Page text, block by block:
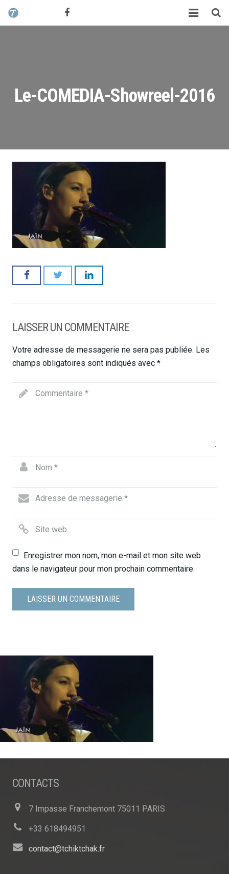
WORK
Le-COMEDIA-Showreel-2016
LAISSER UN COMMENTAIRE
Votre adresse de messagerie ne sera pas publiée. Les
champs obligatoires sont indiqués avec *
Enregistrer mon nom, mon e-mail et mon site web
dans le navigateur pour mon prochain commentaire.
CONTACTS
7 Impasse Franchemont 75011 PARIS
+33 618494951
contact@tchiktchak.fr